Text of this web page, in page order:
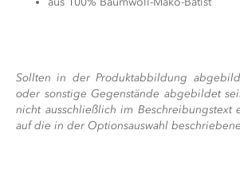
Sollten in der Produktabbildung
oder sonstige Gegenstände abgebildet
nicht ausschließlich im
auf die in der Optionsauswahl